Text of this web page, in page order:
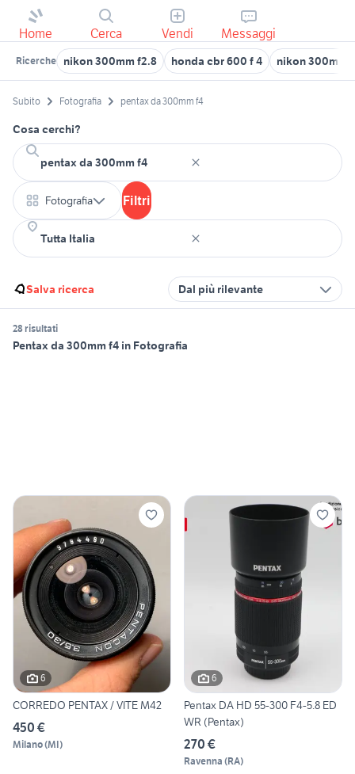
Home Cerca Vendi Messaggi
Ricerche nikon 300mm f2.8 honda cbr 600 f 4 nikon 300mm
Subito Fotografia pentax da 300mm f4
Cosa cerchi?
Fotografia Filtri
Salva ricerca Dal più rilevante
28 risultati
Pentax da 300mm f4 in Fotografia
6
CORREDO PENTAX / VITE M42
450 €
Milano(MI)
6
Pentax DA HD 55-300 F4-5.8 ED
WR (Pentax)
270 €
Ravenna (RA)